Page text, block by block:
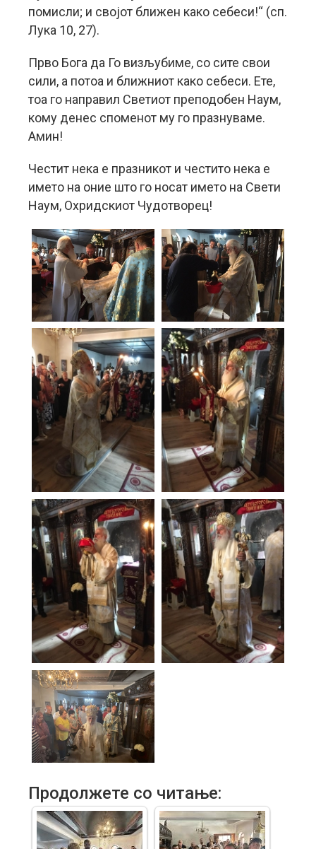
помисли; и својот ближен како себеси!“ (сп.
Лука 10, 27).
Прво Бога да Го визљубиме, со сите свои
сили, а потоа и ближниот како себеси. Ете,
тоа го направил Светиот преподобен Наум,
кому денес споменот му го празнуваме.
Амин!
Честит нека е празникот и честито нека е
името на оние што го носат името на Свети
Наум, Охридскиот Чудотворец!
Продолжете со читање: